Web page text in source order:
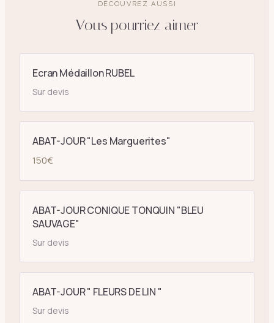
DÉCOUVREZ AUSSI
Vous pourriez aimer
Ecran Médaillon RUBEL
Sur devis
ABAT-JOUR "Les Marguerites"
150€
ABAT-JOUR CONIQUE TONQUIN "BLEU
SAUVAGE"
Sur devis
ABAT-JOUR " FLEURS DE LIN "
Sur devis